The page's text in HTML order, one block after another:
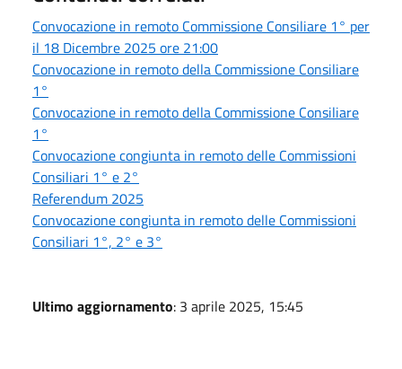
Convocazione in remoto Commissione Consiliare 1° per
il 18 Dicembre 2025 ore 21:00
Convocazione in remoto della Commissione Consiliare
1°
Convocazione in remoto della Commissione Consiliare
1°
Convocazione congiunta in remoto delle Commissioni
Consiliari 1° e 2°
Referendum 2025
Convocazione congiunta in remoto delle Commissioni
Consiliari 1°, 2° e 3°
Ultimo aggiornamento: 3 aprile 2025, 15:45